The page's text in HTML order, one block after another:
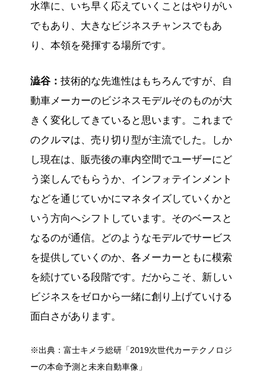
水準に、いち早く応えていくことはやりがい
でもあり、大きなビジネスチャンスでもあ
り、本領を発揮する場所です。
澁谷： 技術的な先進性はもちろんですが、自
動車メーカーのビジネスモデルそのものが大
きく変化してきていると思います。これまで
のクルマは、売り切り型が主流でした。しか
し現在は、販売後の車内空間でユーザーにど
う楽しんでもらうか、インフォテインメント
などを通じていかにマネタイズしていくかと
いう方向へシフトしています。そのベースと
なるのが通信。どのようなモデルでサービス
を提供していくのか、各メーカーともに模索
を続けている段階です。だからこそ、新しい
ビジネスをゼロから一緒に創り上げていける
面白さがあります。
※出典：富士キメラ総研「2019次世代カーテクノロジ
ーの本命予測と未来自動車像」